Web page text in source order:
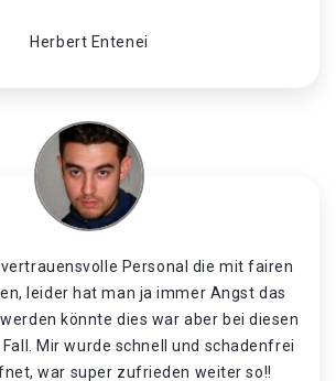
Herbert Entenei
Personal die mit fairen
leider hat man ja immer Angst das
könnte dies war aber bei diesen
Mir wurde schnell und schadenfrei
war super zufrieden weiter so!!